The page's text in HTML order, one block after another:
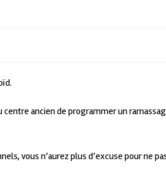
ancien de programmer un
vous n’aurez plus d’excuse pour ne